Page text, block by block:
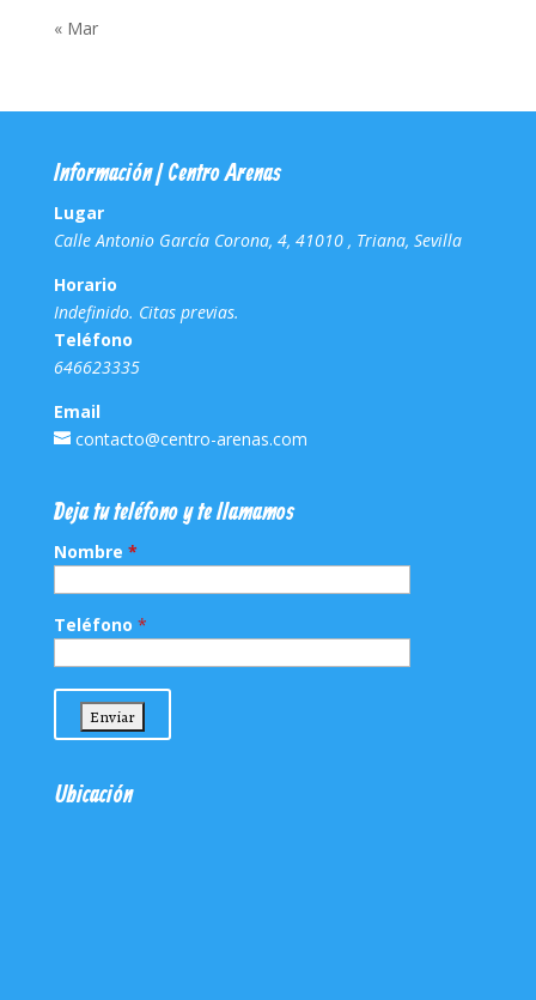
« Mar
Información | Centro Arenas
Lugar
Calle Antonio García Corona, 4, 41010 , Triana, Sevilla
Horario
Indefinido. Citas previas.
Teléfono
646623335
Email
contacto@centro-arenas.com
Deja tu teléfono y te llamamos
Nombre *
Teléfono *
Ubicación